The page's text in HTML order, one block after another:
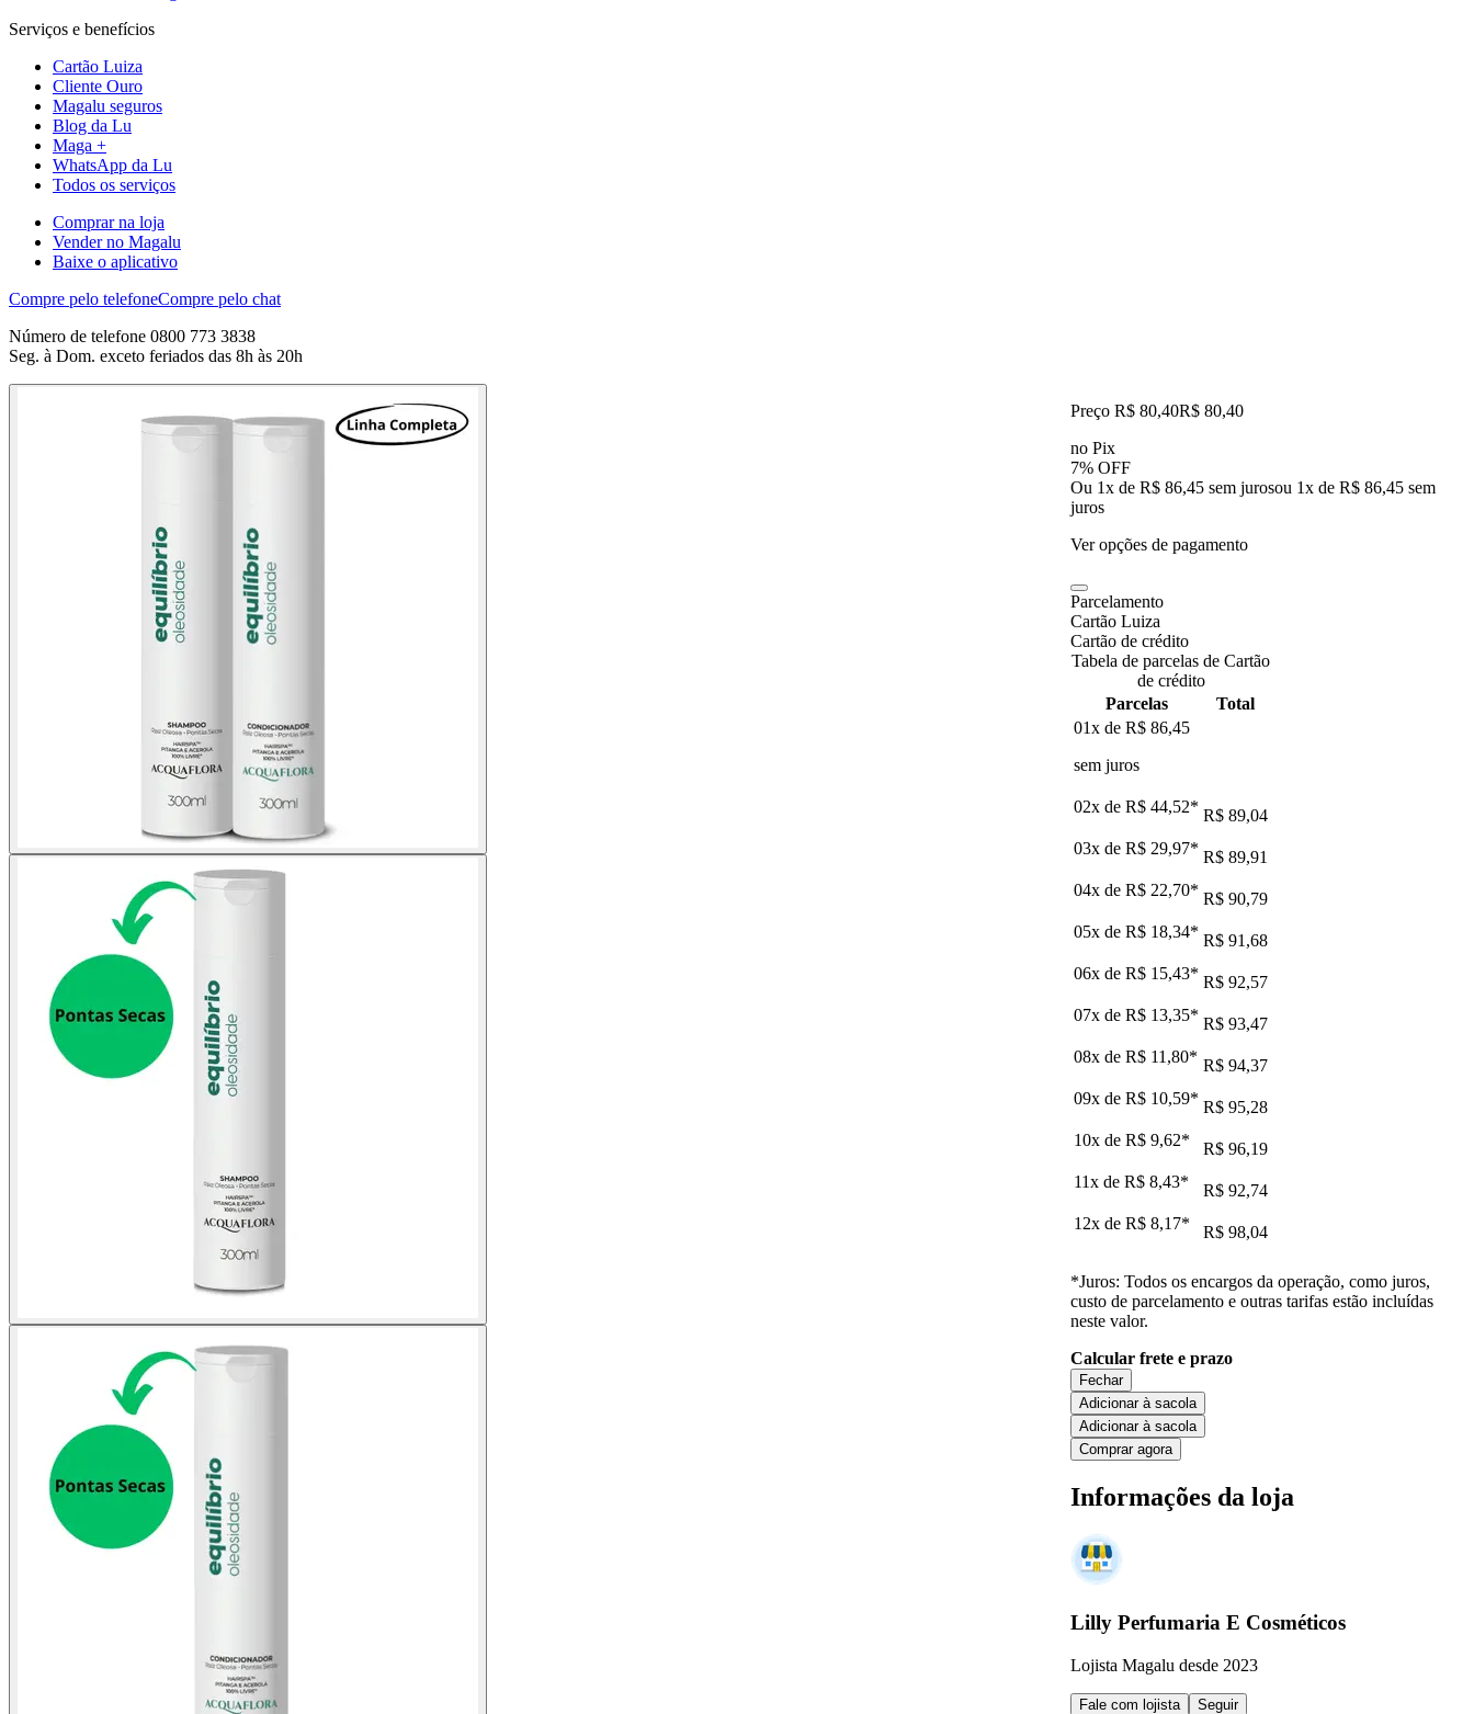
Serviços e benefícios
Cartão Luiza
Cliente Ouro
Magalu seguros
Blog da Lu
Maga +
WhatsApp da Lu
Todos os serviços
Comprar na loja
Vender no Magalu
Baixe o aplicativo
Compre pelo telefoneCompre pelo chat
Número de telefone 0800 773 3838
Seg. à Dom. exceto feriados das 8h às 20h
Preço R$ 80,40R$ 80,40
no Pix
7% OFF
Ou 1x de R$ 86,45 sem jurosou 1x de R$ 86,45 sem
juros
Ver opções de pagamento
Parcelamento
Cartão Luiza
Cartão de crédito
Tabela de parcelas de Cartão
de crédito
Parcelas
Total
01x de R$ 86,45
sem juros
02x de R$ 44,52* R$ 89,04
03x de R$ 29,97* R$ 89,91
04x de R$ 22,70* R$ 90,79
05x de R$ 18,34* R$ 91,68
06x de R$ 15,43* R$ 92,57
07x de R$ 13,35* R$ 93,47
08x de R$ 11,80* R$ 94,37
09x de R$ 10,59* R$ 95,28
10x de R$ 9,62*
R$ 96,19
11x de R$ 8,43*
R$ 92,74
12x de R$ 8,17* R$ 98,04
*Juros: Todos os encargos da operação, como juros,
custo de parcelamento e outras tarifas estão incluídas
neste valor.
Calcular frete e prazo
Fechar
Adicionar à sacola
Adicionar à sacola
Comprar agora
Informações da loja
Lilly Perfumaria E Cosméticos
Lojista Magalu desde 2023
Fale com lojista Seguir